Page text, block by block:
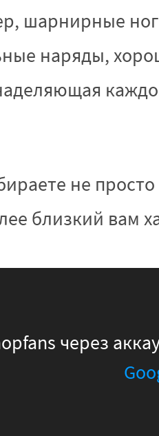
шарнирные
наряды,
не
близкий вам
через